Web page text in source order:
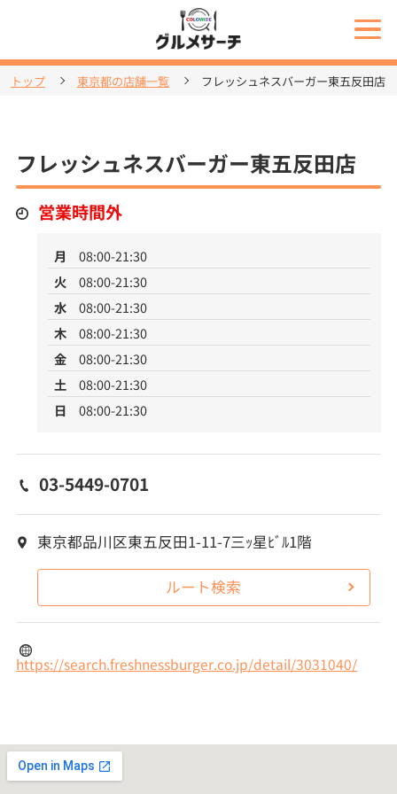
トップ 東京都の店舗一覧 フレッシュネスバーガー東五反田店
フレッシュネスバーガー東五反田店
営業時間外
月
08:00-21:30
火
08:00-21:30
水
08:00-21:30
木
08:00-21:30
金
08:00-21:30
土
08:00-21:30
日
08:00-21:30
03-5449-0701
東京都品川区東五反田1-11-7三ｯ星ﾋﾞﾙ1階
ルート検索
https://search.freshnessburger.co.jp/detail/3031040/